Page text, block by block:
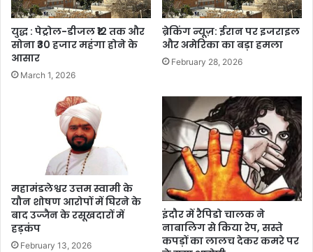
युद्ध : पेट्रोल-डीजल ₹12 तक और
सोना ₹30 हजार महंगा होने के
आसार
March 1, 2026
ब्रेकिंग न्यूज़: ईरान पर इजराइल
और अमेरिका का बड़ा हमला
February 28, 2026
महामंडलेश्वर उत्तम स्वामी के
यौन शोषण आरोपों में घिरने के
बाद उज्जैन के रसूखदारों में
हड़कंप
February 13, 2026
इंदौर में रैपिडो चालक ने
नाबालिग से किया रेप, सस्ते
कपड़ों का लालच देकर कमरे पर